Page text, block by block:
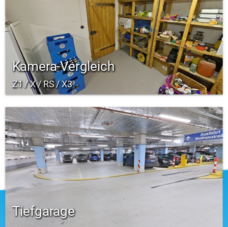
Kamera-Vergleich
Z1 / X / RS / X3
Tiefgarage